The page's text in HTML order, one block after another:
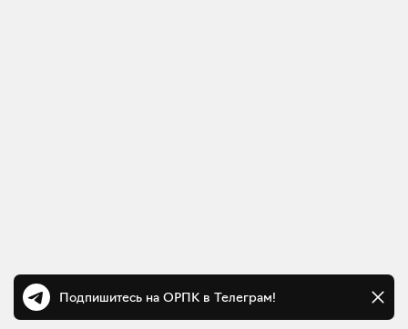
Подпишитесь на ОРПК в Телеграм!